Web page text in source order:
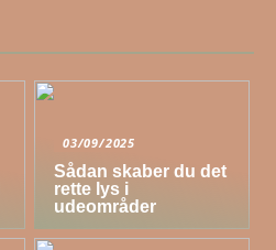
03/09/2025
Sådan skaber du det
rette lys i
udeområder